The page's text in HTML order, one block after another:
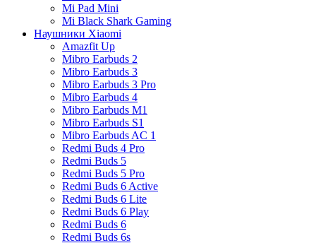
Mi Pad Mini
Mi Black Shark Gaming
Наушники Xiaomi
Amazfit Up
Mibro Earbuds 2
Mibro Earbuds 3
Mibro Earbuds 3 Pro
Mibro Earbuds 4
Mibro Earbuds M1
Mibro Earbuds S1
Mibro Earbuds AC 1
Redmi Buds 4 Pro
Redmi Buds 5
Redmi Buds 5 Pro
Redmi Buds 6 Active
Redmi Buds 6 Lite
Redmi Buds 6 Play
Redmi Buds 6
Redmi Buds 6s